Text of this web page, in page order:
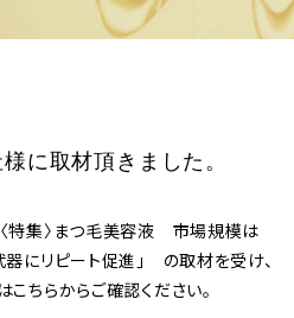
に取材頂きました。
〈特集〉まつ毛美容液 市場規模は
にリピート促進」 の取材を受け、
ちらからご確認ください。